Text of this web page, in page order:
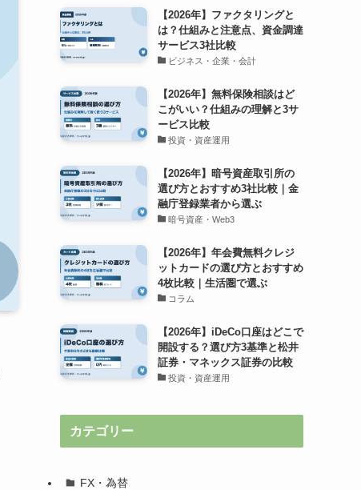
【2026年】ファクタリングと
は？仕組みと注意点、資金調達
サービス3社比較
ビジネス・企業・会計
【2026年】無料保険相談はど
こがいい？仕組みの理解と3サ
ービス比較
投資・資産運用
【2026年】暗号資産取引所の
選び方とおすすめ3社比較｜金
融庁登録業者から選ぶ
暗号資産・Web3
【2026年】年会費無料クレジ
ットカードの選び方とおすすめ
4枚比較｜生活圏で選ぶ
コラム
【2026年】iDeCo口座はどこで
開設する？選び方3基準と松井
証券・マネックス証券の比較
投資・資産運用
カテゴリー
FX・為替